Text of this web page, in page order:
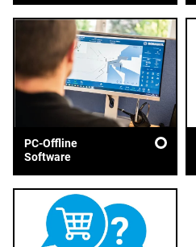
PC-Offline
Software